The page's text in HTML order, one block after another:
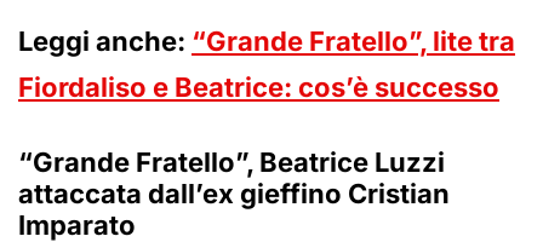
Leggi anche: “Grande Fratello”, lite tra
Fiordaliso e Beatrice: cos’è successo
“Grande Fratello”, Beatrice Luzzi
attaccata dall’ex gieffino Cristian
Imparato